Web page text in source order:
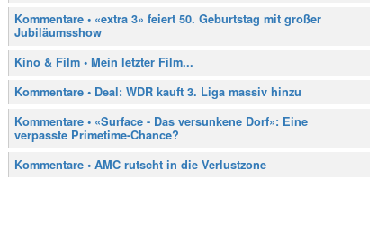
Kommentare • «extra 3» feiert 50. Geburtstag mit großer
Jubiläumsshow
Kino & Film • Mein letzter Film...
Kommentare • Deal: WDR kauft 3. Liga massiv hinzu
Kommentare • «Surface - Das versunkene Dorf»: Eine
verpasste Primetime-Chance?
Kommentare • AMC rutscht in die Verlustzone